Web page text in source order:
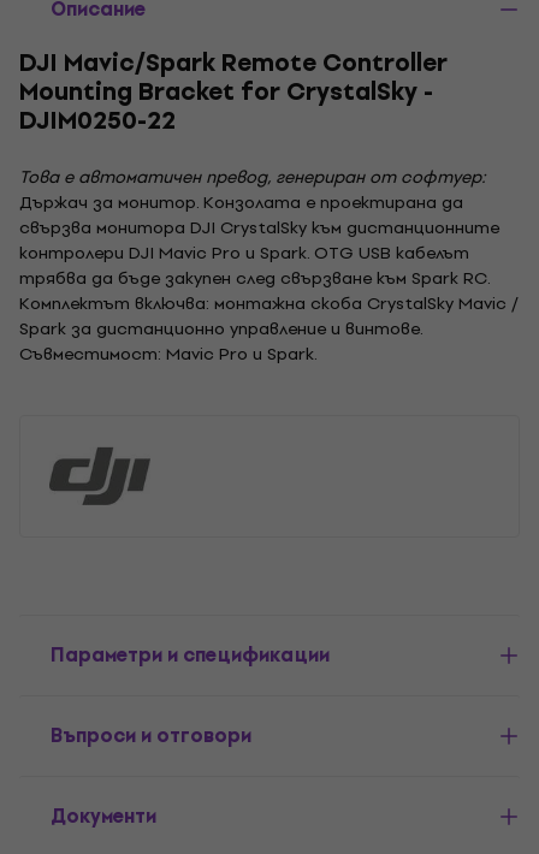
Описание
DJI Mavic/Spark Remote Controller
Mounting Bracket for CrystalSky -
DJIM0250-22
Това е автоматичен превод, генериран от софтуер:
Държач за монитор. Конзолата е проектирана да
свързва монитора DJI CrystalSky към дистанционните
контролери DJI Mavic Pro и Spark. OTG USB кабелът
трябва да бъде закупен след свързване към Spark RC.
Комплектът включва: монтажна скоба CrystalSky Mavic /
Spark за дистанционно управление и винтове.
Съвместимост: Mavic Pro и Spark.
Параметри и спецификации
Въпроси и отговори
Документи